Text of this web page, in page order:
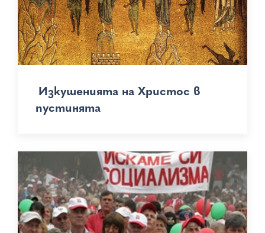
Изкушенията на Христос в
пустинята